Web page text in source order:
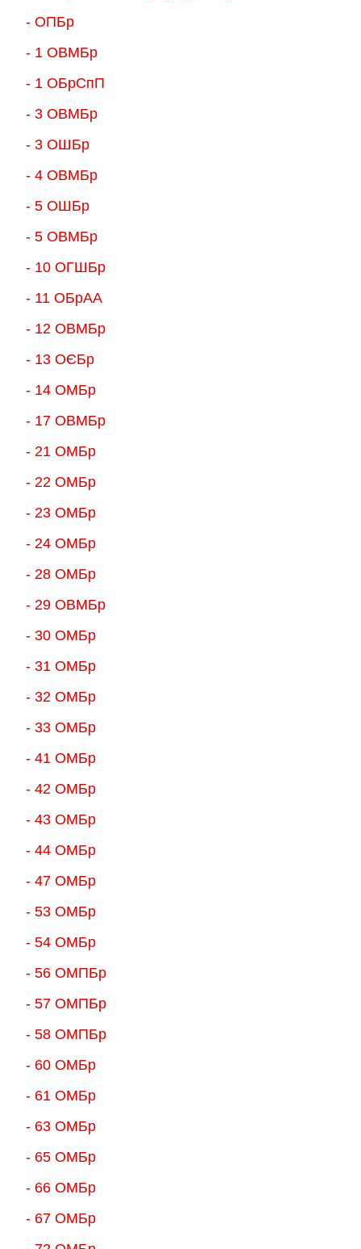
- ОПБр
- 1 ОВМБр
- 1 ОБрСпП
- 3 ОВМБр
- 3 ОШБр
- 4 ОВМБр
- 5 ОШБр
- 5 ОВМБр
- 10 ОГШБр
- 11 ОБрАА
- 12 ОВМБр
- 13 ОЄБр
- 14 ОМБр
- 17 ОВМБр
- 21 ОМБр
- 22 ОМБр
- 23 ОМБр
- 24 ОМБр
- 28 ОМБр
- 29 ОВМБр
- 30 ОМБр
- 31 ОМБр
- 32 ОМБр
- 33 ОМБр
- 41 ОМБр
- 42 ОМБр
- 43 ОМБр
- 44 ОМБр
- 47 ОМБр
- 53 ОМБр
- 54 ОМБр
- 56 ОМПБр
- 57 ОМПБр
- 58 ОМПБр
- 60 ОМБр
- 61 ОМБр
- 63 ОМБр
- 65 ОМБр
- 66 ОМБр
- 67 ОМБр